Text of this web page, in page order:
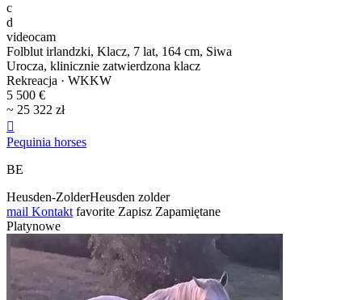
c
d
videocam
Folblut irlandzki, Klacz, 7 lat, 164 cm, Siwa
Urocza, klinicznie zatwierdzona klacz
Rekreacja · WKKW
5 500 €
~ 25 322 zł

Pequinia horses
BE
Heusden-ZolderHeusden zolder
mail Kontakt favorite Zapisz Zapamiętane
Platynowe